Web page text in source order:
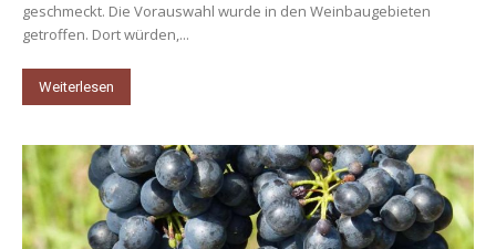
geschmeckt. Die Vorauswahl wurde in den Weinbaugebieten
getroffen. Dort würden,...
Weiterlesen